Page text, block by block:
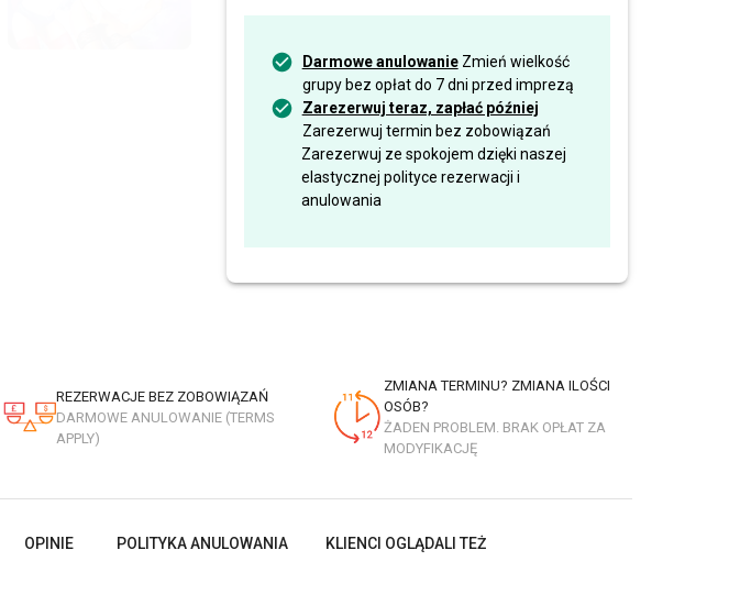
Darmowe anulowanieZmień wielkość
grupy bez opłat do 7 dni przed imprezą
Zarezerwuj teraz, zapłać później
Zarezerwuj termin bez zobowiązań
Zarezerwuj ze spokojem dzięki naszej
elastycznej polityce rezerwacji i
anulowania
REZERWACJE BEZ ZOBOWIĄZAŃ
DARMOWE ANULOWANIE (TERMS
APPLY)
ZMIANA TERMINU? ZMIANA ILOŚCI
OSÓB?
ŻADEN PROBLEM. BRAK OPŁAT ZA
MODYFIKACJĘ
OPINIE POLITYKA ANULOWANIA KLIENCI OGLĄDALI TEŻ